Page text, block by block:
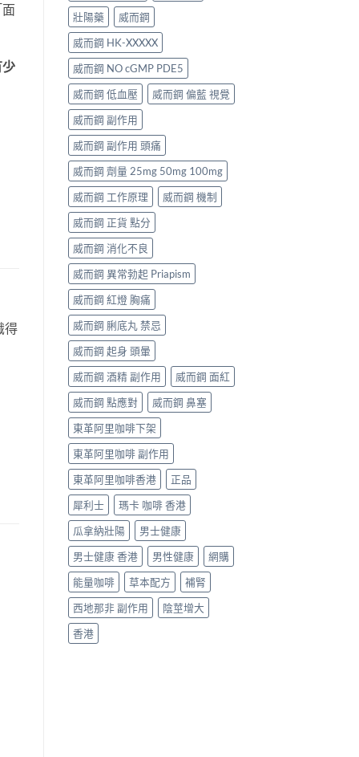
得
壯陽藥
威而鋼
威而鋼 HK-XXXXX
威而鋼 NO cGMP PDE5
威而鋼 低血壓
威而鋼 偏藍 視覺
威而鋼 副作用
威而鋼 副作用 頭痛
威而鋼 劑量 25mg 50mg 100mg
威而鋼 工作原理
威而鋼 機制
威而鋼 正貨 點分
威而鋼 消化不良
威而鋼 異常勃起 Priapism
威而鋼 紅燈 胸痛
威而鋼 脷底丸 禁忌
威而鋼 起身 頭暈
威而鋼 酒精 副作用
威而鋼 面紅
威而鋼 點應對
威而鋼 鼻塞
東革阿里咖啡下架
東革阿里咖啡 副作用
東革阿里咖啡香港
正品
犀利士
瑪卡 咖啡 香港
瓜拿納壯陽
男士健康
男士健康 香港
男性健康
網購
能量咖啡
草本配方
補腎
西地那非 副作用
陰莖增大
香港